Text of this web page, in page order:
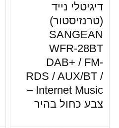
דיגיטלי נייד
(טרנזיסטור)
SANGEAN
WFR-28BT
DAB+ / FM-
RDS / AUX/BT /
Internet Music –
צבע כחול בהיר